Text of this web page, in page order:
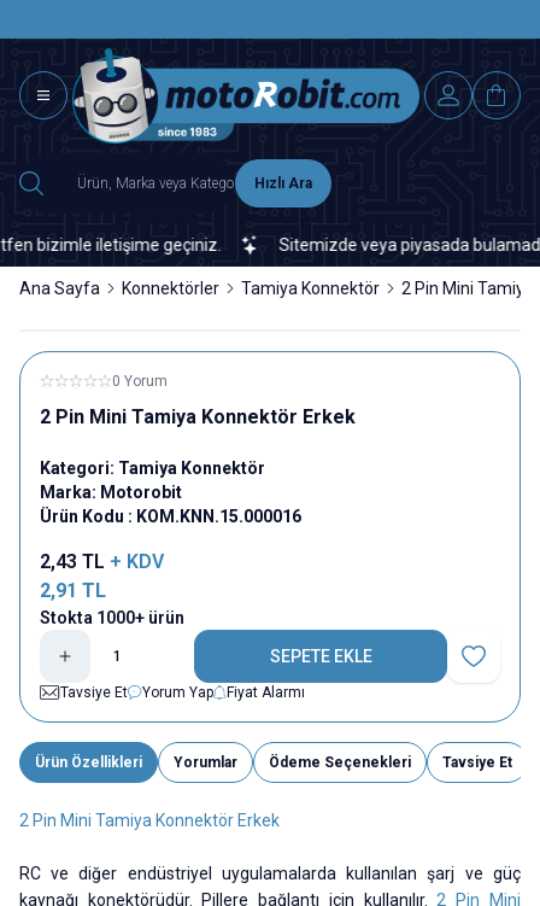
Hızlı Ara
bizimle iletişime geçiniz. Sitemizde veya piyasada
Ana Sayfa Konnektörler Tamiya Konnektör 2 Pin Mini Tamiya
0 Yorum
2 Pin Mini Tamiya Konnektör Erkek
Kategori: Tamiya Konnektör
Marka: Motorobit
Ürün Kodu : KOM.KNN.15.000016
2,43 TL + KDV
2,91 TL
Stokta 1000+ ürün
SEPETE EKLE
Favoriye
Tavsiye Et
Yorum Yap Fiyat Alarmı
Ürün Özellikleri Yorumlar Ödeme Seçenekleri Tavsiye Et
2 Pin Mini Tamiya Konnektör Erkek
RC ve diğer endüstriyel uygulamalarda kullanılan şarj ve güç
kaynağı konektörüdür. Pillere bağlantı için kullanılır.
2 Pin Mini